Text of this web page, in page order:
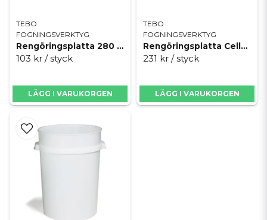
TEBO
FOGNINGSVERKTYG
Rengöringsplatta 280 x 140 mm
103 kr / styck
LÄGG I VARUKORGEN
TEBO
FOGNINGSVERKTYG
Rengöringsplatta Cellulosa
231 kr / styck
LÄGG I VARUKORGEN